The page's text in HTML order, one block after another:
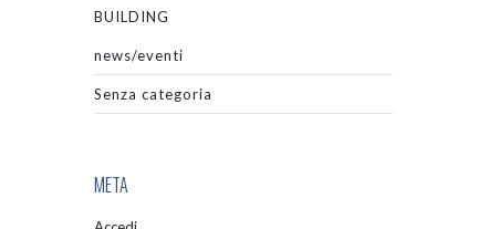
BUILDING
news/eventi
Senza categoria
META